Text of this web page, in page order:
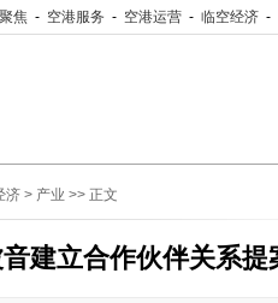
焦 - 空港服务 - 空港运营 - 临空经济 -
济 > 产业 >> 正文
建立合作伙伴关系提